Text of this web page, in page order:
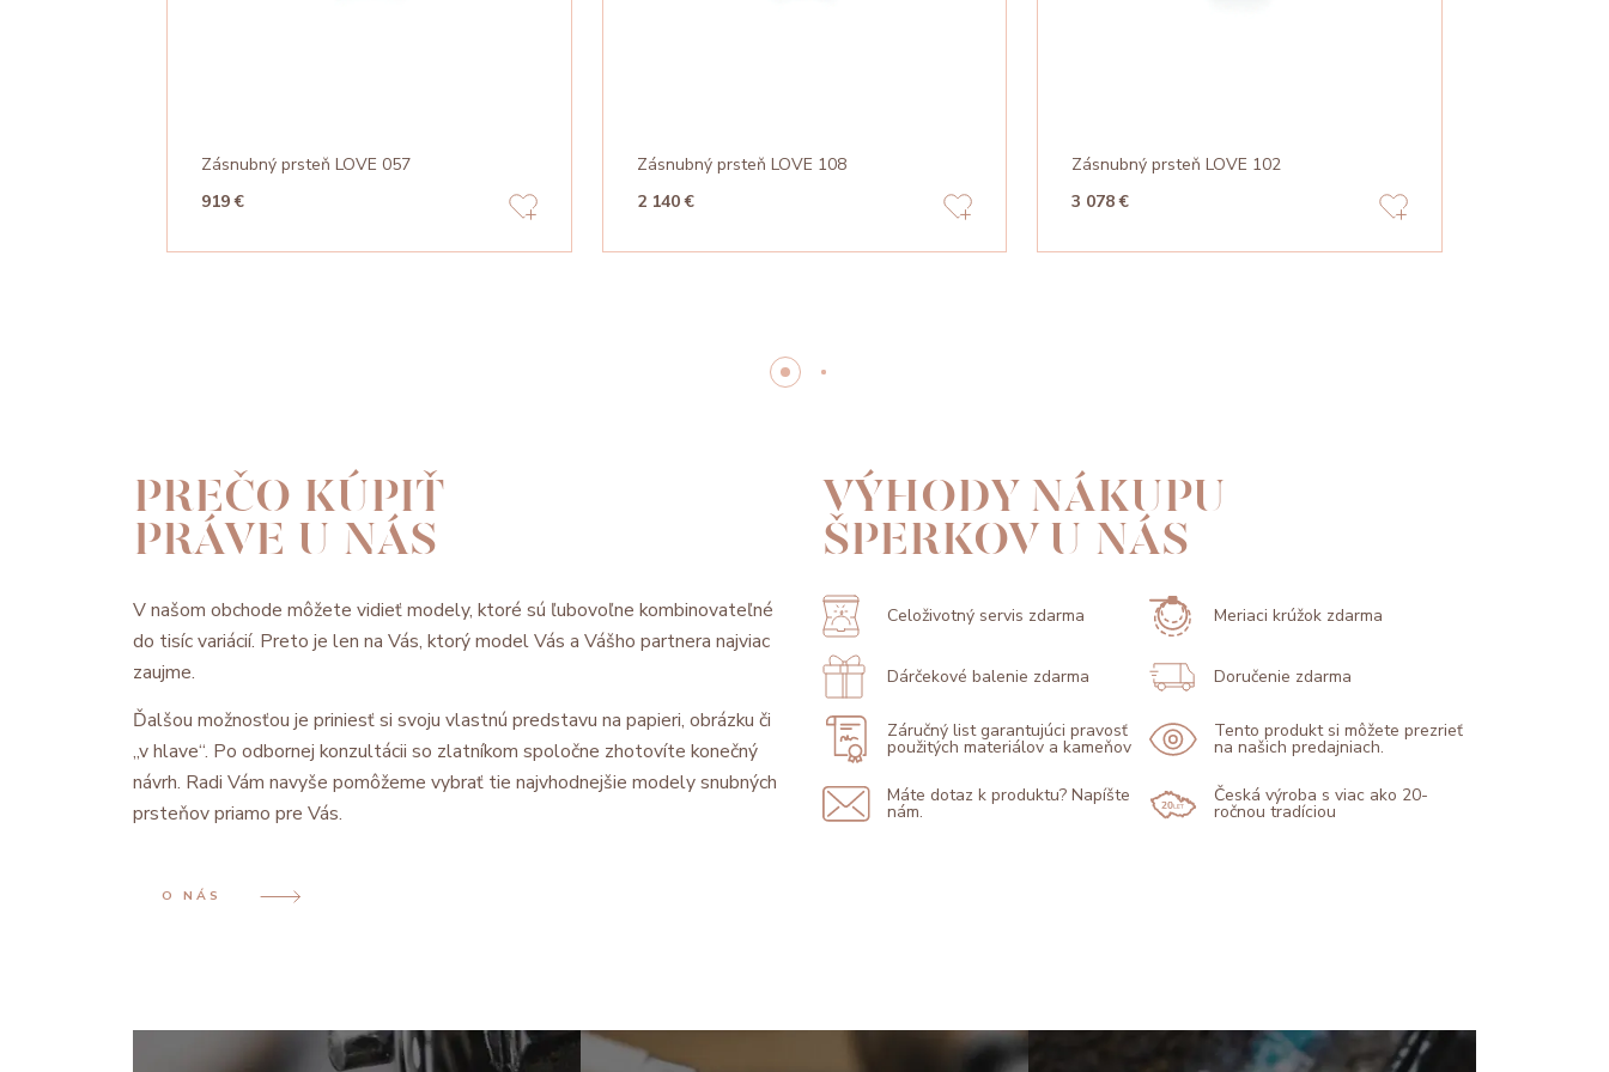
Zásnubný prsteň LOVE 057
919 €
Zásnubný prsteň LOVE 108
2 140 €
Zásnubný prsteň LOVE 102
3 078 €
PREČO KÚPIŤ
PRÁVE U NÁS
V našom obchode môžete vidieť modely, ktoré sú ľubovoľne kombinovateľné
do tisíc variácií. Preto je len na Vás, ktorý model Vás a Vášho partnera najviac
zaujme.
Ďalšou možnosťou je priniesť si svoju vlastnú predstavu na papieri, obrázku či
„v hlave“. Po odbornej konzultácii so zlatníkom spoločne zhotovíte konečný
návrh. Radi Vám navyše pomôžeme vybrať tie najvhodnejšie modely snubných
prsteňov priamo pre Vás.
O NÁS
VÝHODY NÁKUPU
ŠPERKOV U NÁS
Celoživotný servis zdarma Meriaci krúžok zdarma
Dárčekové balenie zdarma Doručenie zdarma
Záručný list garantujúci pravosť
použitých materiálov a kameňov
Tento produkt si môžete prezrieť
na našich predajniach.
Máte dotaz k produktu? Napíšte
nám.
Česká výroba s viac ako 20-
ročnou tradíciou